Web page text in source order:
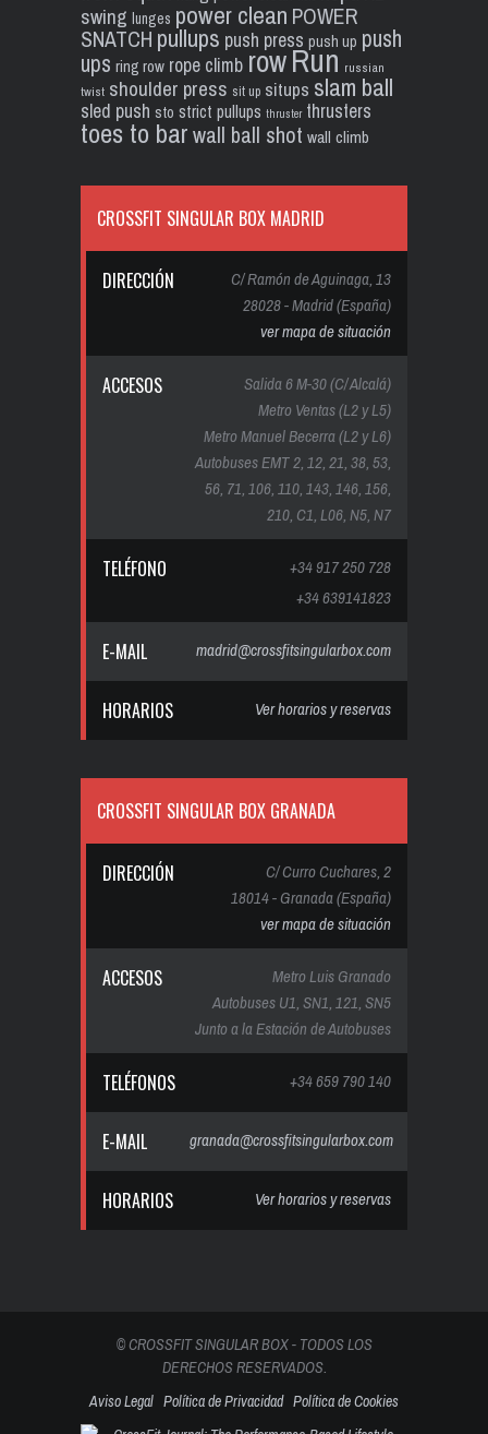
swing lunges power clean POWER
SNATCH pullups push press push up push
ups ring row rope climb rowRun russian
twist shoulder press sit up situps slam ball
sled push sto strict pullups thruster thrusters
toes to barwall ball shot wall climb
CROSSFIT SINGULAR BOX MADRID
DIRECCIÓN
C/ Ramón de Aguinaga, 13
28028 - Madrid (España)
ver mapa de situación
ACCESOS
Salida 6 M-30 (C/ Alcalá)
Metro Ventas (L2 y L5)
Metro Manuel Becerra (L2 y L6)
Autobuses EMT 2, 12, 21, 38, 53,
56, 71, 106, 110, 143, 146, 156,
210, C1, L06, N5, N7
TELÉFONO
+34 917 250 728
+34 639141823
E-MAIL madrid@crossfitsingularbox.com
HORARIOS Ver horarios y reservas
CROSSFIT SINGULAR BOX GRANADA
DIRECCIÓN
C/ Curro Cuchares, 2
18014 - Granada (España)
ver mapa de situación
ACCESOS
Metro Luis Granado
Autobuses U1, SN1, 121, SN5
Junto a la Estación de Autobuses
TELÉFONOS +34 659 790 140
E-MAIL granada@crossfitsingularbox.com
HORARIOS Ver horarios y reservas
© CROSSFIT SINGULAR BOX - TODOS LOS
DERECHOS RESERVADOS.
Aviso Legal Política de Privacidad Política de Cookies